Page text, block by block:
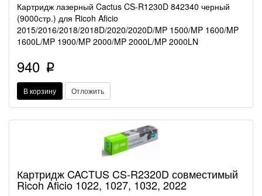
Картридж лазерный Cactus CS-R1230D 842340 черный
(9000стр.) для Ricoh Aficio
2015/2016/2018/2018D/2020/2020D/MP 1500/MP 1600/MP
1600L/MP 1900/MP 2000/MP 2000L/MP 2000LN
940 p
В корзину Отложить
Картридж CACTUS CS-R2320D совместимый
Ricoh Aficio 1022, 1027, 1032, 2022